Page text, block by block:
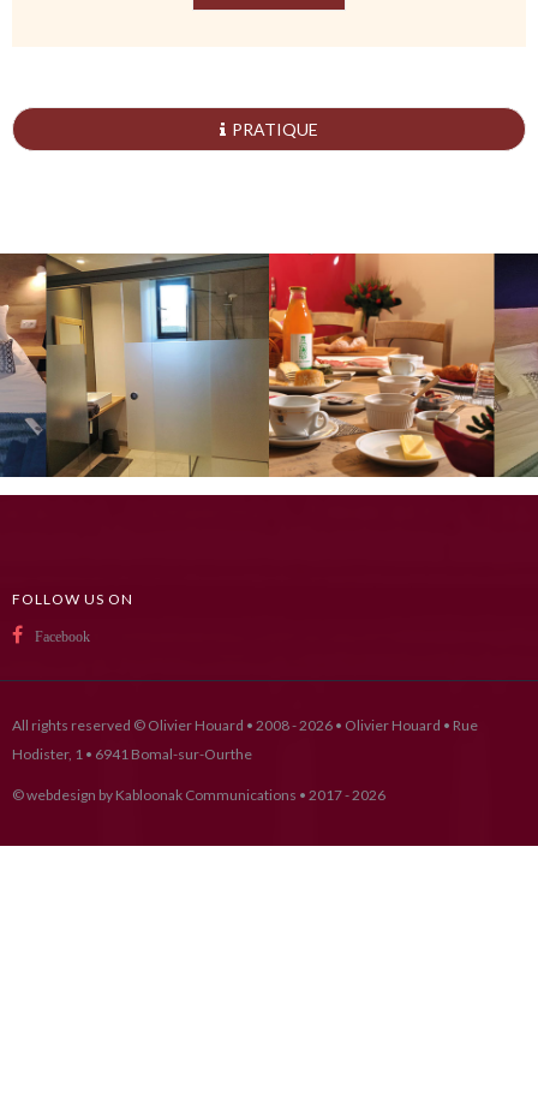
PRATIQUE
FOLLOW US ON
Facebook
All rights reserved © Olivier Houard • 2008 - 2026 • Olivier Houard • Rue
Hodister, 1 • 6941 Bomal-sur-Ourthe
© webdesign by Kabloonak Communications • 2017 - 2026